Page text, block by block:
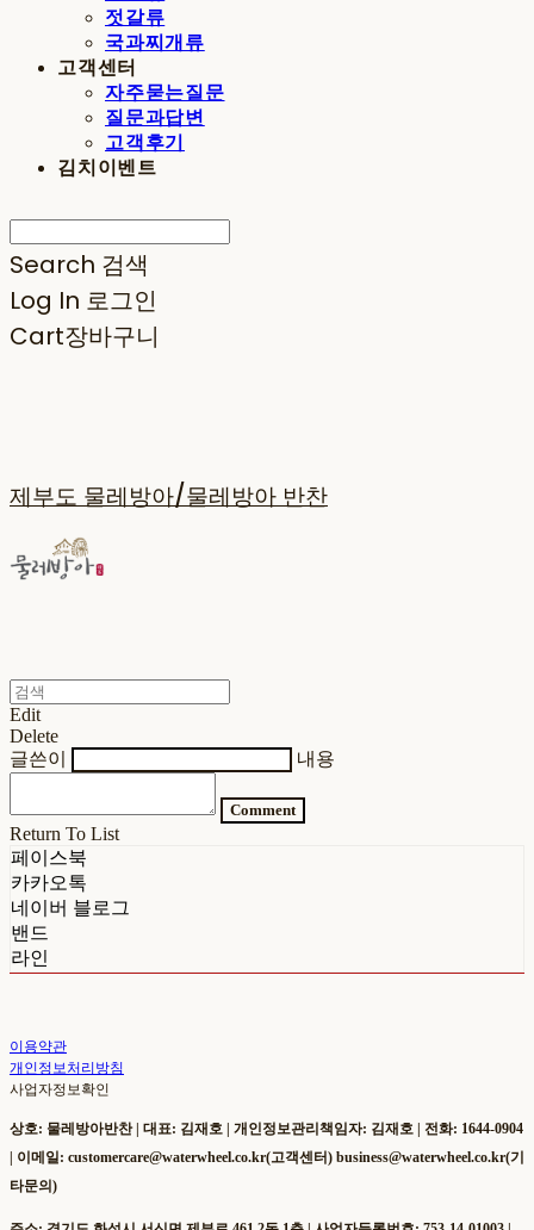
젓갈류
국과찌개류
고객센터
자주묻는질문
질문과답변
고객후기
김치이벤트
Search 검색
Log In 로그인
Cart장바구니
제부도 물레방아/물레방아 반찬
Edit
Delete
글쓴이
내용
Comment
Return To List
페이스북
카카오톡
네이버 블로그
밴드
라인
이용약관
개인정보처리방침
사업자정보확인
상호: 물레방아반찬 | 대표: 김재호 | 개인정보관리책임자: 김재호 | 전화: 1644-0904
| 이메일: customercare@waterwheel.co.kr(고객센터) business@waterwheel.co.kr(기
타문의)